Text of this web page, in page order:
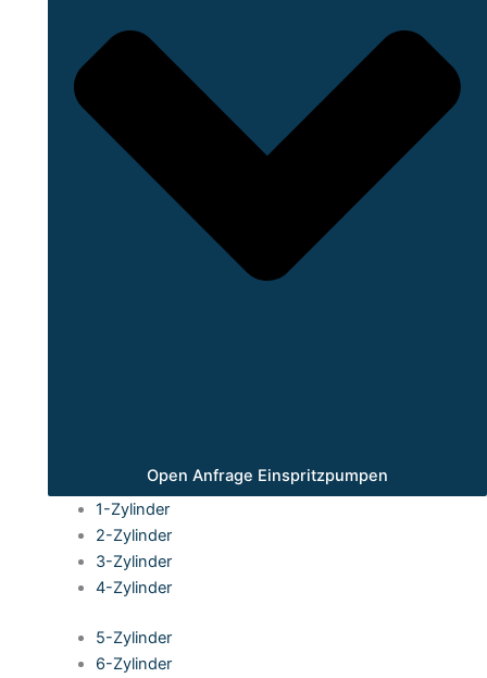
Open Anfrage Einspritzpumpen
1-Zylinder
2-Zylinder
3-Zylinder
4-Zylinder
5-Zylinder
6-Zylinder